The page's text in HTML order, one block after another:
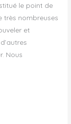
le point de
très nombreuses
et
Nous